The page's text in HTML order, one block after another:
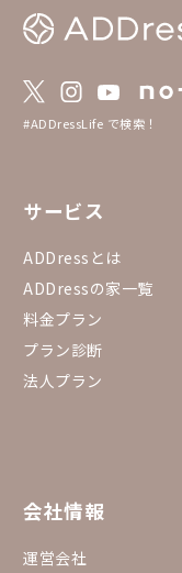
考方法】 ・2023年11
アンケート募集 【3.選考基準】 ・全国優秀
（同得票数の場合は
家を選出 【4.家守アワード2023とは？】 htt
#ADDressLife で検索！
サービス
ADDressとは
ADDressの家一覧
料金プラン
プラン診断
法人プラン
会社情報
運営会社